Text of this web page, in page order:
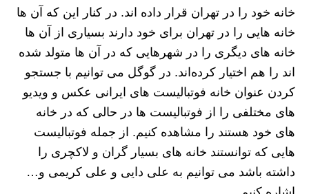
خانه خود را در تهران قرار داده اند. در کنار این که آن ها
خانه هایی را در تهران برای خود دارند بسیاری از آن ها
خانه های دیگری را در شهرهایی که در آن ها متولد شده
اند را هم اختیار کرده‌اند. در گوگل می توانیم با جستجو
کردن عنوان خانه فوتبالیست های ایرانی عکس و ویدیو
های مختلفی را از فوتبالیست ها در حالی که در خانه
های خود هستند را مشاهده کنیم. از جمله فوتبالیست
هایی که توانستند خانه های بسیار گران و لاکچری را
داشته باشد می توانیم به علی دایی و علی کریمی و…